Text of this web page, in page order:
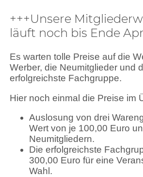
+++Unsere
läuft noch bis Ende
Es warten tolle Preise auf die
Werber, die Neumitglieder und
erfolgreichste Fachgruppe.
Hier noch einmal die Preise im
Auslosung von drei
Wert von je 100,00 Euro
Neumitgliedern.
Die erfolgreichste
300,00 Euro für eine
Wahl.